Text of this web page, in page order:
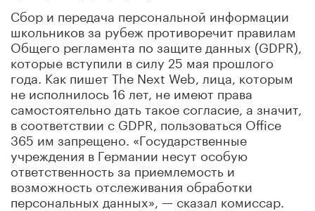
Сбор и передача персональной информации
школьников за рубеж противоречит правилам
Общего регламента по защите данных (GDPR),
которые вступили в силу 25 мая прошлого
года. Как пишет The Next Web, лица, которым
не исполнилось 16 лет, не имеют права
самостоятельно дать такое согласие, а значит,
в соответствии с GDPR, пользоваться Office
365 им запрещено. «Государственные
учреждения в Германии несут особую
ответственность за приемлемость и
возможность отслеживания обработки
персональных данных», — сказал комиссар.